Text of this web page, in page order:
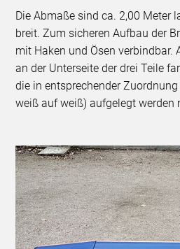
Die Abmaße sind ca. 2,00 Meter
breit. Zum sicheren Aufbau der
mit Haken und Ösen verbindbar.
an der Unterseite der drei Teile
die in entsprechender
weiß auf weiß) aufgelegt werden